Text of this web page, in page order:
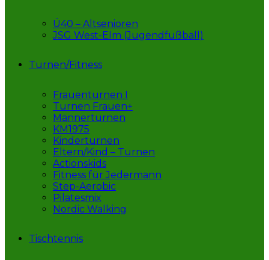
Ü40 – Altsenioren
JSG West-Elm (Jugendfußball)
Turnen/Fitness
Frauenturnen I
Turnen Frauen+
Männerturnen
KM1975
Kinderturnen
Eltern/Kind – Turnen
Actionskids
Fitness für Jedermann
Step-Aerobic
Pilatesmix
Nordic Walking
Tischtennis